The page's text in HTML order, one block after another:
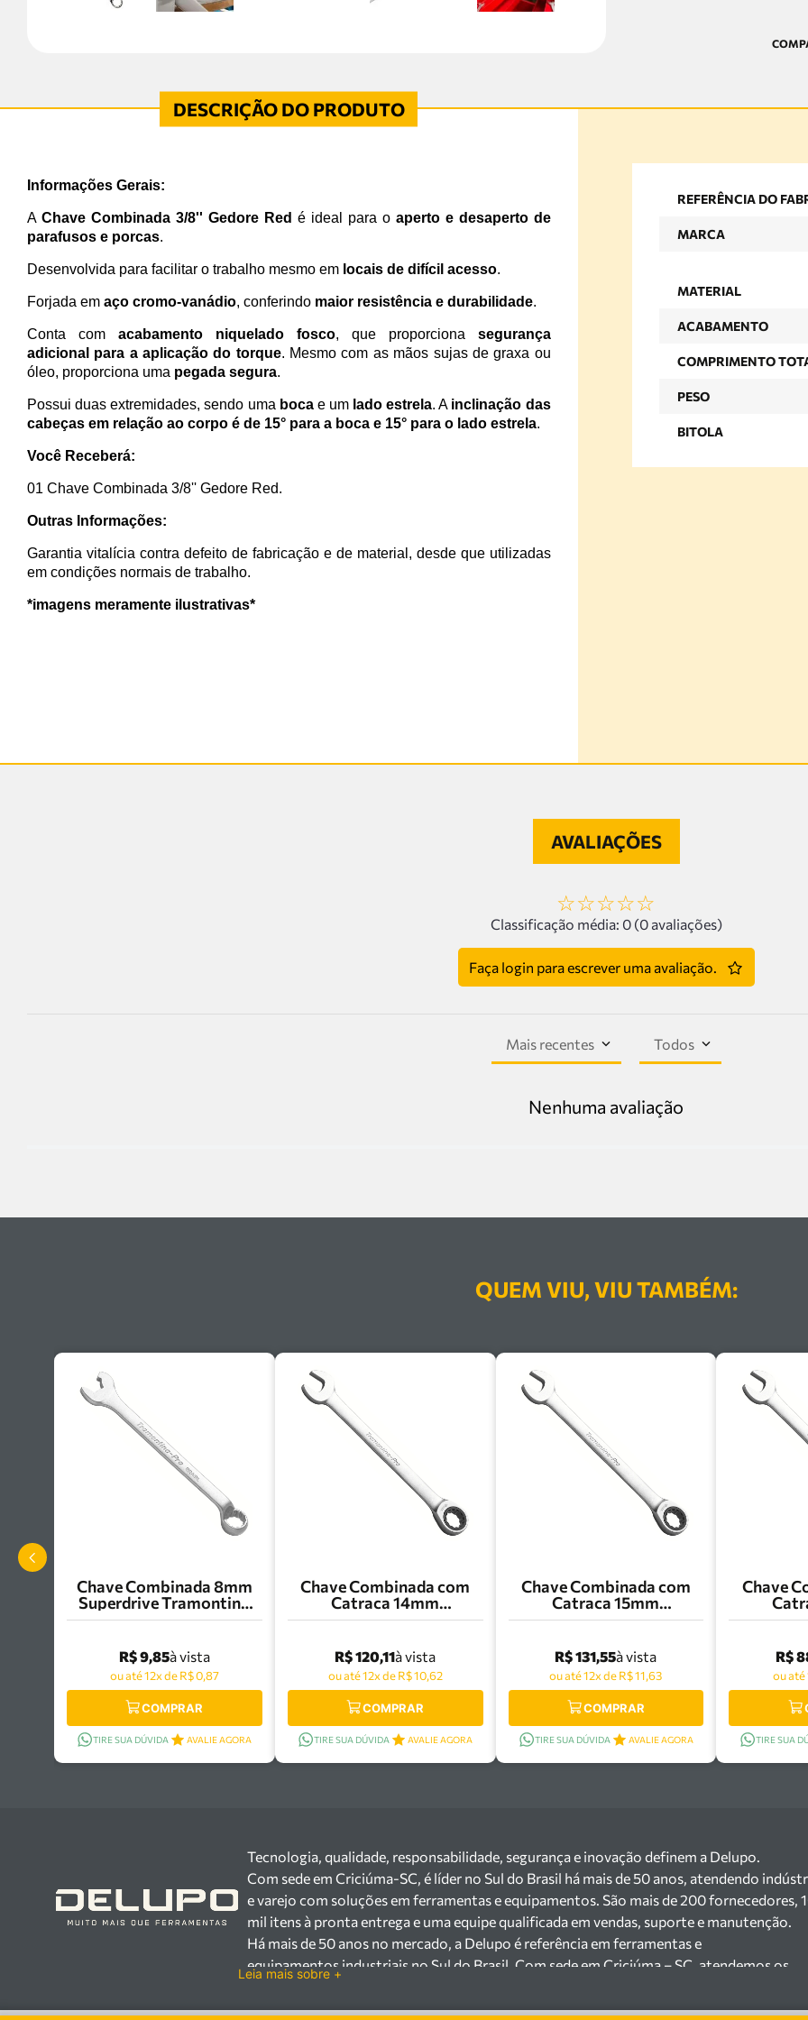
Informações Gerais:
A Chave Combinada 3/8'' Gedore Red é ideal para o aperto e desaperto de
parafusos e porcas.
Desenvolvida para facilitar o trabalho mesmo em locais de difícil acesso.
Forjada em aço cromo-vanádio, conferindo maior resistência e durabilidade.
Conta com acabamento niquelado fosco, que proporciona segurança
adicional para a aplicação do torque. Mesmo com as mãos sujas de graxa ou
óleo, proporciona uma pegada segura.
Possui duas extremidades, sendo uma bocae um lado estrela. A inclinação das
cabeças em relação ao corpo é de 15° para a boca e 15° para o lado estrela.
Você Receberá:
01 Chave Combinada 3/8'' Gedore Red.
Outras Informações:
Garantia vitalícia contra defeito de fabricação e de material, desde que utilizadas
em condições normais de trabalho.
*imagens meramente ilustrativas*
REFERÊNCIA DO
MARCA
MATERIAL
ACABAMENTO
COMPRIMENTO
PESO
BITOLA
AVALIAÇÕES
☆☆☆☆☆
Classificação média: 0 (0 avaliações)
Faça login para escrever uma avaliação.
Mais recentes Todos
Nenhuma avaliação
QUEM VIU, VIU TAMBÉM:
Chave Combinada 8mm
Superdrive Tramontina
Pro - 44680/108
R$ 9,85à vista
ou até 12x de R$ 0,87
COMPRAR
TIRE SUA DÚVIDA AVALIE AGORA
Chave Combinada com
Catraca 14mm
Tramontina Pro -
R$ 120,11à vista
ou até 12x de R$ 10,62
COMPRAR
TIRE SUA DÚVIDA AVALIE AGORA
Chave Combinada com
Catraca 15mm
Tramontina Pro -
R$ 131,55à vista
ou até 12x de R$ 11,63
COMPRAR
TIRE SUA DÚVIDA AVALIE AGORA
Chave
R$
ou até
TIRE SUA
Tecnologia, qualidade, responsabilidade, segurança e inovação definem a Delupo.
Com sede em Criciúma-SC, é líder no Sul do Brasil há mais de 50 anos, atendendo
e varejo com soluções em ferramentas e equipamentos. São mais de 200 fornecedores,
mil itens à pronta entrega e uma equipe qualificada em vendas, suporte e manutenção.
Há mais de 50 anos no mercado, a Delupo é referência em ferramentas e
equipamentos industriais no Sul do Brasil. Com sede em Criciúma – SC, atendemos os
Trabalhamos com mais de 200 fornecedores parceiros e um estoque com mais de
Leia mais sobre +